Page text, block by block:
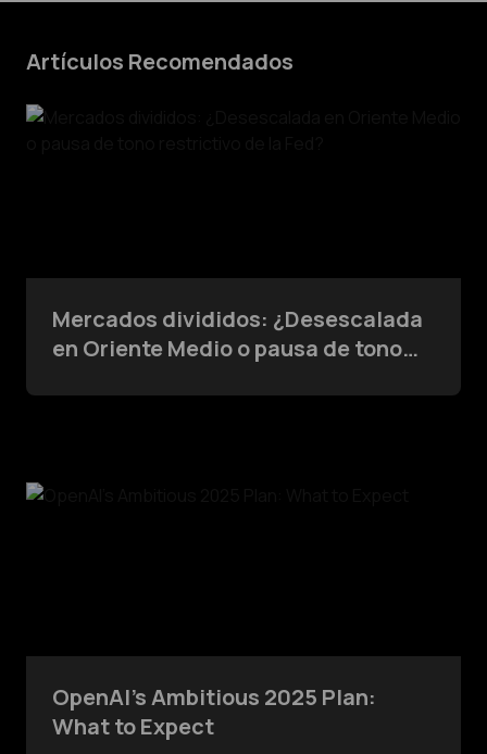
Artículos Recomendados
Mercados divididos: ¿Desescalada
en Oriente Medio o pausa de tono
OpenAI’s Ambitious 2025 Plan:
What to Expect